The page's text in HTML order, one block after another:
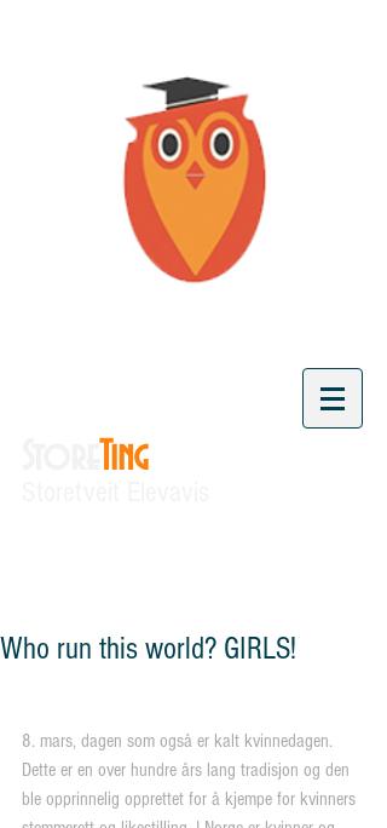
Ting
Who run this world? GIRLS!
8. mars, dagen som også er kalt kvinnedagen.
Dette er en over hundre års lang tradisjon og den
ble opprinnelig opprettet for å kjempe for kvinners